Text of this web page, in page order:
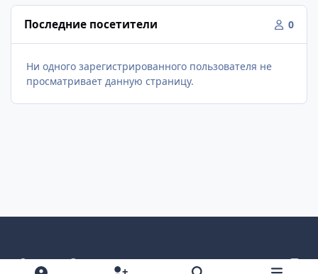
Последние посетители 0
Ни одного зарегистрированного пользователя не
просматривает данную страницу.
Светлый режим
Темный режим
Как в системе
v